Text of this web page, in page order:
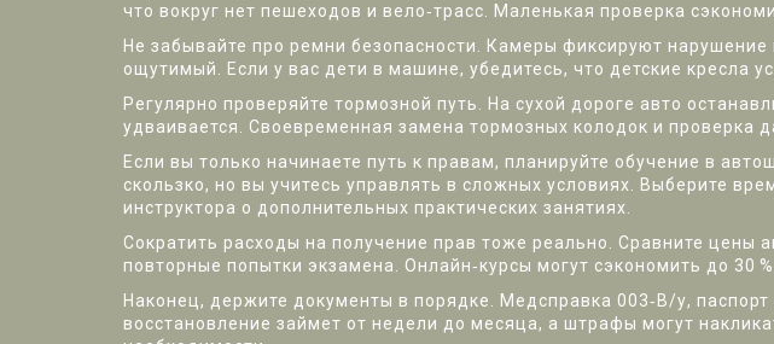
что вокруг нет пешеходов и вело‑трасс. Маленькая проверка
Не забывайте про ремни безопасности. Камеры фиксируют
ощутимый. Если у вас дети в машине, убедитесь, что детские кресла
Регулярно проверяйте тормозной путь. На сухой дороге авто
удваивается. Своевременная замена тормозных колодок и проверка
Если вы только начинаете путь к правам, планируйте обучение в
скользко, но вы учитесь управлять в сложных условиях. Выберите
инструктора о дополнительных практических занятиях.
Сократить расходы на получение прав тоже реально. Сравните
повторные попытки экзамена. Онлайн‑курсы могут сэкономить до 30
Наконец, держите документы в порядке. Медсправка 003‑В/у,
восстановление займет от недели до месяца, а штрафы могут